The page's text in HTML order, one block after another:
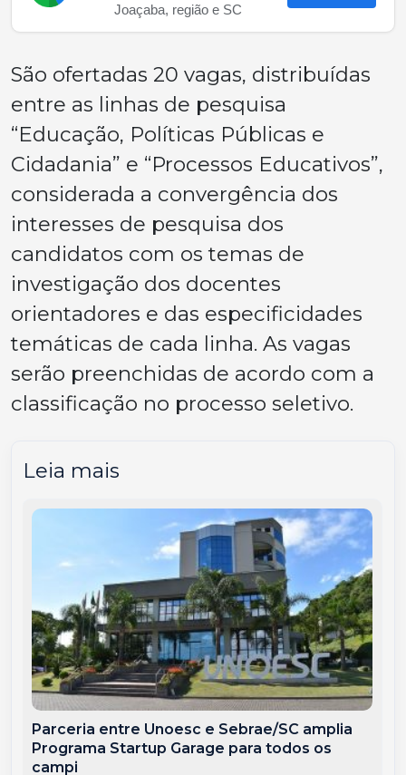
Joaçaba, região e SC
São ofertadas 20 vagas, distribuídas
entre as linhas de pesquisa
“Educação, Políticas Públicas e
Cidadania” e “Processos Educativos”,
considerada a convergência dos
interesses de pesquisa dos
candidatos com os temas de
investigação dos docentes
orientadores e das especificidades
temáticas de cada linha. As vagas
serão preenchidas de acordo com a
classificação no processo seletivo.
Leia mais
Parceria entre Unoesc e Sebrae/SC amplia
Programa Startup Garage para todos os
campi